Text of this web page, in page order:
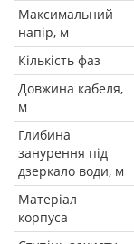
Максимальний
напір, м
Кількість фаз
Довжина кабеля,
м
Глибина
занурення під
дзеркало води, м
Матеріал
корпуса